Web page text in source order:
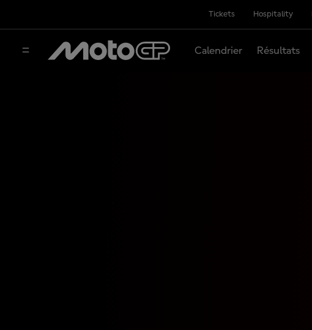
Tickets Hospitality
Calendrier Résultats